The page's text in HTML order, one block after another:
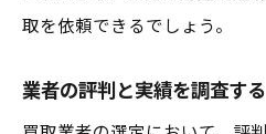
取を依頼できるでしょう。
業者の評判と実績を調査する